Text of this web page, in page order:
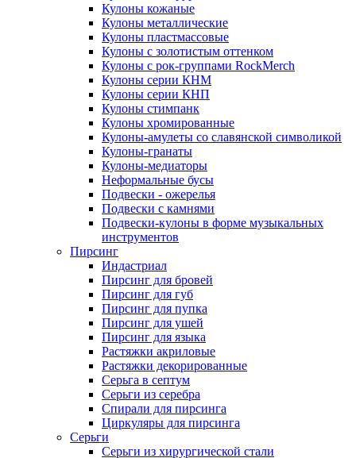
Кулоны кожаные
Кулоны металлические
Кулоны пластмассовые
Кулоны с золотистым оттенком
Кулоны с рок-группами RockMerch
Кулоны серии КНМ
Кулоны серии КНП
Кулоны стимпанк
Кулоны хромированные
Кулоны-амулеты со славянской символикой
Кулоны-гранаты
Кулоны-медиаторы
Неформальные бусы
Подвески - ожерелья
Подвески с камнями
Подвески-кулоны в форме музыкальных
инструментов
Пирсинг
Индастриал
Пирсинг для бровей
Пирсинг для губ
Пирсинг для пупка
Пирсинг для ушей
Пирсинг для языка
Растяжки акриловые
Растяжки декорированные
Серьга в септум
Серьги из серебра
Спирали для пирсинга
Циркуляры для пирсинга
Серьги
Серьги из хирургической стали